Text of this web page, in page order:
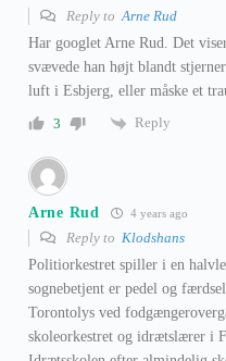
Reply toArne Rud
Har googlet Arne Rud. Det
svævede han højt blandt
luft i Esbjerg, eller måske et
3
Reply
Arne Rud 4 years ago
Reply to Klodshans
Politiorkestret spiller i en
sognebetjent er pedel og
Torontolys ved
skoleorkestret og idrætslærer i